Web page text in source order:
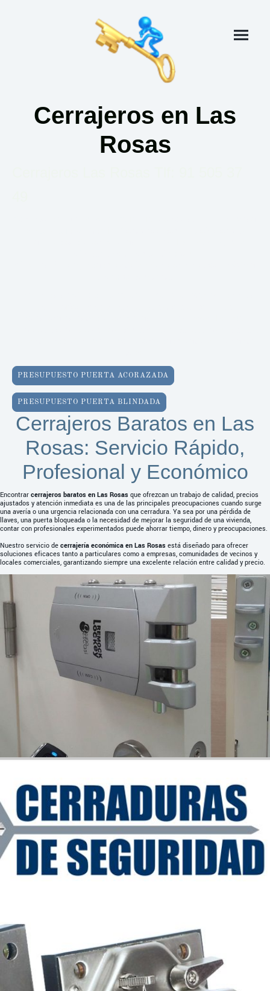
Cerrajeros en Las
Rosas
PRESUPUESTO PUERTA ACORAZADA
PRESUPUESTO PUERTA BLINDADA
Cerrajeros Baratos en Las
Rosas: Servicio Rápido,
Profesional y Económico
Encontrar cerrajeros baratos en Las Rosas que ofrezcan un trabajo de calidad, precios
ajustados y atención inmediata es una de las principales preocupaciones cuando surge
una avería o una urgencia relacionada con una cerradura. Ya sea por una pérdida de
llaves, una puerta bloqueada o la necesidad de mejorar la seguridad de una vivienda,
contar con profesionales experimentados puede ahorrar tiempo, dinero y preocupaciones.
Nuestro servicio de cerrajería económica en Las Rosas está diseñado para ofrecer
soluciones eficaces tanto a particulares como a empresas, comunidades de vecinos y
locales comerciales, garantizando siempre una excelente relación entre calidad y precio.